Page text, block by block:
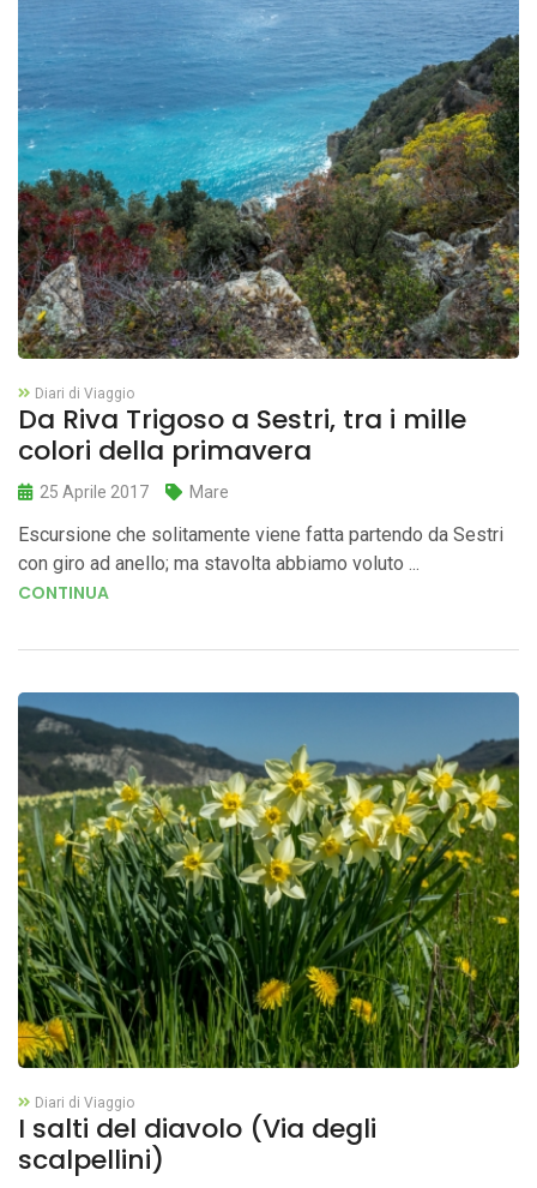
Diari di Viaggio
Da Riva Trigoso a Sestri, tra i mille
colori della primavera
25 Aprile 2017 Mare
Escursione che solitamente viene fatta partendo da Sestri
con giro ad anello; ma stavolta abbiamo voluto ...
CONTINUA
Diari di Viaggio
I salti del diavolo (Via degli
scalpellini)